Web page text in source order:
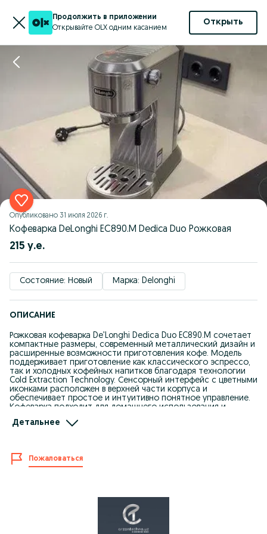
Продолжить в приложении
Открывайте OLX одним касанием
Открыть
Опубликовано 31 июля 2026 г.
Кофеварка DeLonghi EC890.M Dedica Duo Рожковая
215 у.е.
Состояние: Новый Марка: Delonghi
ОПИСАНИЕ
Рожковая кофеварка De’Longhi Dedica Duo EC890.M сочетает
компактные размеры, современный металлический дизайн и
расширенные возможности приготовления кофе. Модель
поддерживает приготовление как классического эспрессо,
так и холодных кофейных напитков благодаря технологии
Cold Extraction Technology. Сенсорный интерфейс с цветными
иконками расположен в верхней части корпуса и
обеспечивает простое и интуитивно понятное управление.
Кофеварка подходит для домашнего использования и
насыщенным вкусом и ароматом.
- Давление 15 бар для правильной экстракции эспрессо
- Термоблок для быстрого нагрева и стабильной
температуры
- Ручной капучинатор с технологией My Latte Art для
плотной и шелковистой молочной пены
- Возможность приготовления двух чашек эспрессо
Детальнее
Пожаловаться